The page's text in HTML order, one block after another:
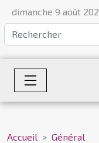
dimanche 9 août
Accueil
Général